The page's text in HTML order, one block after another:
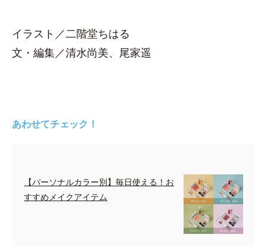
イラスト／二階堂ちはる
文・編集／清水尚美、尾家遥
あわせてチェック！
【パーソナルカラー別】毎日使える！お
すすめメイクアイテム